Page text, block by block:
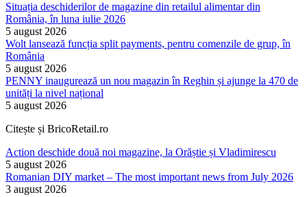
Situația deschiderilor de magazine din retailul alimentar din
România, în luna iulie 2026
5 august 2026
Wolt lansează funcția split payments, pentru comenzile de grup, în
România
5 august 2026
PENNY inaugurează un nou magazin în Reghin și ajunge la 470 de
unități la nivel național
5 august 2026
Citește și BricoRetail.ro
Action deschide două noi magazine, la Orăștie și Vladimirescu
5 august 2026
Romanian DIY market – The most important news from July 2026
3 august 2026